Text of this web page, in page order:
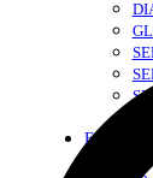
EN